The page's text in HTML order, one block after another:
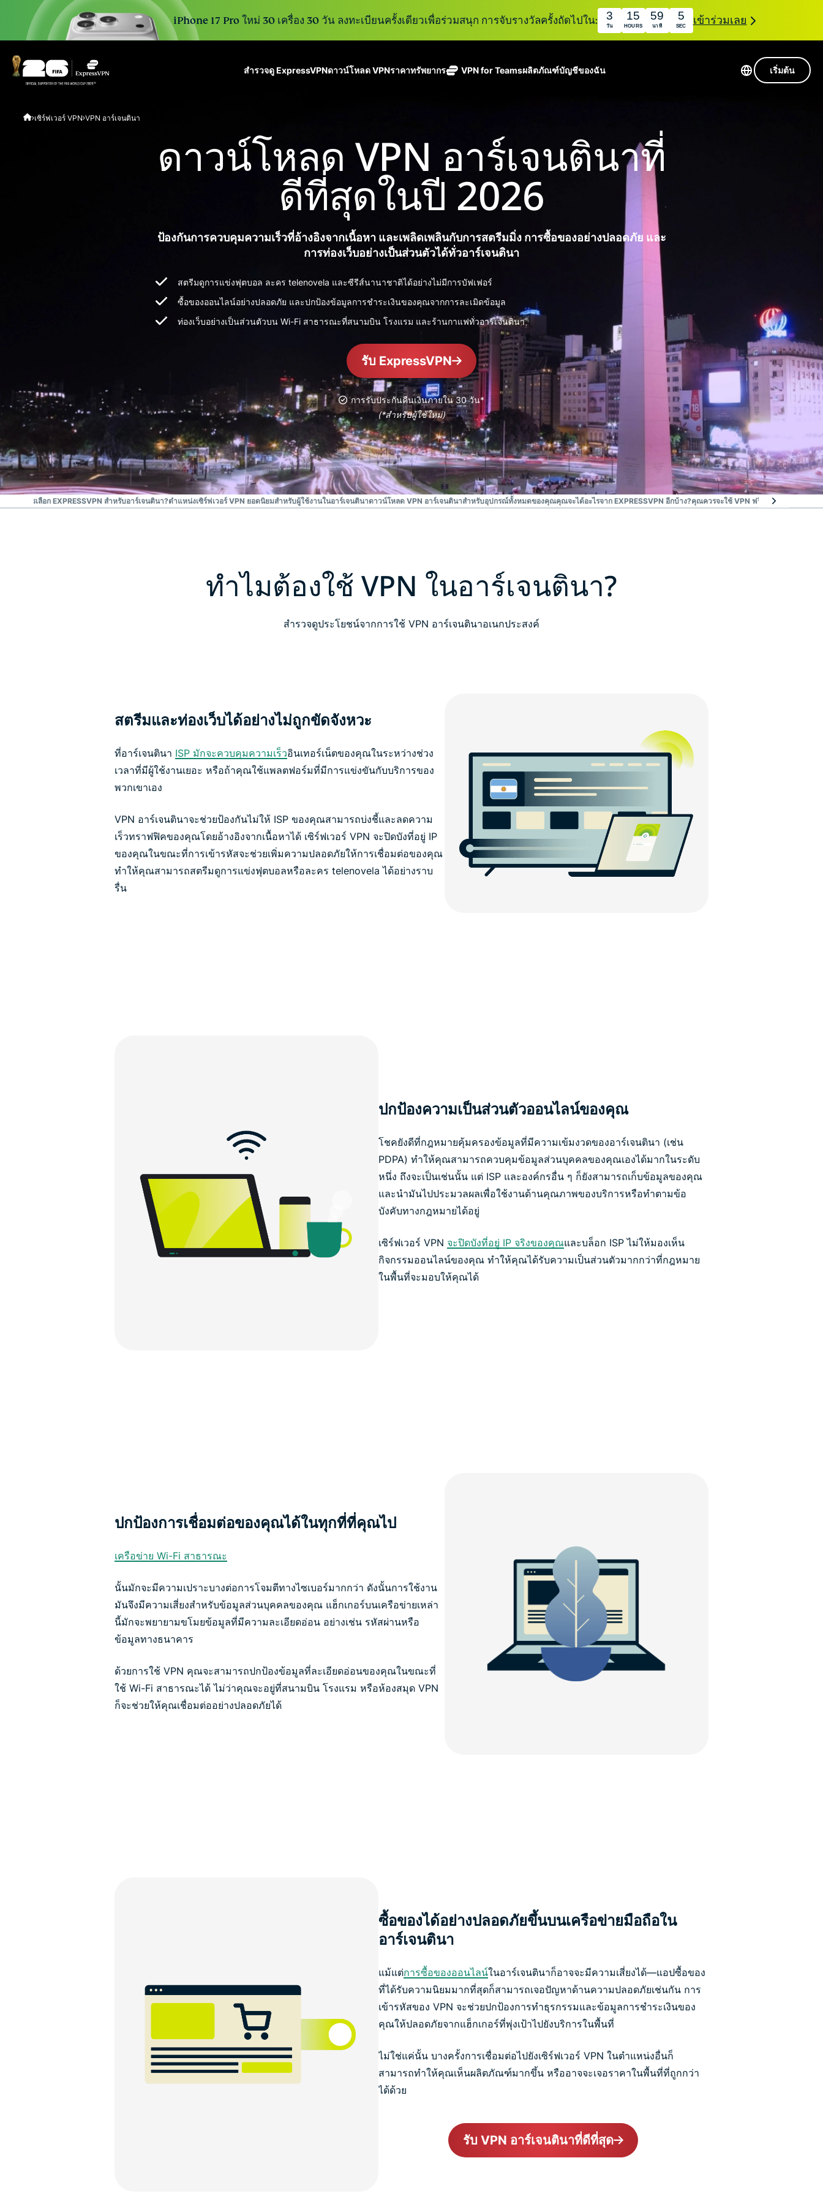
iPhone 17 Pro ใหม่ 30 เครื่อง 30 วัน ลงทะเบียนครั้งเดียวเพื่อร่วมสนุก การจับรางวัลครั้งถัดไปใน: 3
วัน
15
HOURS
59
นาที
4
SEC เข้าร่วมเลย
สำรวจดู ExpressVPN
เข้าถึงบริการออนไลน์อย่างปลอดภัย
VPN สำหรับเล่นเกม
สำรวจดูคุณสมบัติทั้งหมด
เกี่ยวกับ ExpressVPN
การสมัครสมาชิกหนึ่งบัญชีจะมอบการเข้าถึงชุดเครื่องมือความเป็นส่วนตัว
และความปลอดภัยที่มีการเพิ่มขึ้นอย่างต่อเนื่องซึ่งสามารถใช้งานร่วมกันได้
อย่างราบรื่นเพื่อยกระดับชีวิตดิจิทัลของคุณ
ดาวน์โหลด VPN
Linux
ราคาทรัพยากร
วิธีใช้งาน VPN
อธิบายการเข้ารหัสของ VPN
VPN for Teamsผลิตภัณฑ์
to deploy, simple to manage, built to
scale.
พร้อมเซิร์ฟเวอร์
ที่ปลอดภัยใน
ประเทศ 113
ประเทศ
ปกป้องกล่องข้อความ
ขาเข้าและตัวตนของ
คุณ
การจัดการรหัส
ผ่านที่มีความ
ยืนยันตัวตน
อื่น ๆ
ExpressAI
AI สำหรับผู้
แรกที่ขับ
เคลื่อนโดย
computing
อัจฉริยะที่เน้น
ความเป็นส่วน
Identity
Defender
ชุดเครื่องมือ
ป้องกันและเฝ้า
ระวัง ID ที่ทรง
พลัง พร้อม
เครื่องมือลบ
ข้อมูล
holiday.com
eSIM
กว่า 150
ประเทศ
Award-
winning
macOS
บัญชีของฉัน เริ่มต้น
เซิร์ฟเวอร์ VPN VPN อาร์เจนตินา
ดาวน์โหลด VPN อาร์เจนตินาที่
ดีที่สุดในปี 2026
ป้องกันการควบคุมความเร็วที่อ้างอิงจากเนื้อหา และเพลิดเพลินกับการสตรีมมิ่ง การซื้อของอย่างปลอดภัย และ
การท่องเว็บอย่างเป็นส่วนตัวได้ทั่วอาร์เจนตินา
สตรีมดูการแข่งฟุตบอล ละคร telenovela และซีรีส์นานาชาติได้อย่างไม่มีการบัฟเฟอร์
ซื้อของออนไลน์อย่างปลอดภัย และปกป้องข้อมูลการชำระเงินของคุณจากการละเมิดข้อมูล
ท่องเว็บอย่างเป็นส่วนตัวบน Wi-Fi สาธารณะที่สนามบิน โรงแรม และร้านกาแฟทั่วอาร์เจนตินา
รับ ExpressVPN
การรับประกันคืนเงินภายใน 30 วัน*
(*สำหรับผู้ใช้ใหม่)
ไมถึงควรเลือก EXPRESSVPN สำหรับอาร์เจนตินา?ตำแหน่งเซิร์ฟเวอร์ VPN ยอดนิยมสำหรับผู้ใช้งานในอาร์เจนตินาดาวน์โหลด VPN อาร์เจนตินาสำหรับอุปกรณ์ทั้งหมดของคุณคุณจะได้อะไรจาก EXPRESSVPN อีกบ้าง?คุณควรจะใช้ VPN ฟรีในอาร์เจนตินาหรือ
ทำไมต้องใช้ VPN ในอาร์เจนตินา?
สำรวจดูประโยชน์จากการใช้ VPN อาร์เจนตินาอเนกประสงค์
สตรีมและท่องเว็บได้อย่างไม่ถูกขัดจังหวะ
ที่อาร์เจนตินา ISP มักจะควบคุมความเร็วอินเทอร์เน็ตของคุณในระหว่างช่วง
เวลาที่มีผู้ใช้งานเยอะ หรือถ้าคุณใช้แพลตฟอร์มที่มีการแข่งขันกับบริการของ
พวกเขาเอง
VPN อาร์เจนตินาจะช่วยป้องกันไม่ให้ ISP ของคุณสามารถบ่งชี้และลดความ
เร็วทราฟฟิคของคุณโดยอ้างอิงจากเนื้อหาได้ เซิร์ฟเวอร์ VPN จะปิดบังที่อยู่ IP
ของคุณในขณะที่การเข้ารหัสจะช่วยเพิ่มความปลอดภัยให้การเชื่อมต่อของคุณ
ทำให้คุณสามารถสตรีมดูการแข่งฟุตบอลหรือละคร telenovela ได้อย่างราบ
รื่น
ปกป้องความเป็นส่วนตัวออนไลน์ของคุณ
โชคยังดีที่กฎหมายคุ้มครองข้อมูลที่มีความเข้มงวดของอาร์เจนตินา (เช่น
PDPA) ทำให้คุณสามารถควบคุมข้อมูลส่วนบุคคลของคุณเองได้มากในระดับ
หนึ่ง ถึงจะเป็นเช่นนั้น แต่ ISP และองค์กรอื่น ๆ ก็ยังสามารถเก็บข้อมูลของคุณ
และนำมันไปประมวลผลเพื่อใช้งานด้านคุณภาพของบริการหรือทำตามข้อ
บังคับทางกฎหมายได้อยู่
เซิร์ฟเวอร์ VPN จะปิดบังที่อยู่ IP จริงของคุณและบล็อก ISP ไม่ให้มองเห็น
กิจกรรมออนไลน์ของคุณ ทำให้คุณได้รับความเป็นส่วนตัวมากกว่าที่กฎหมาย
ในพื้นที่จะมอบให้คุณได้
ปกป้องการเชื่อมต่อของคุณได้ในทุกที่ที่คุณไป
เครือข่าย Wi-Fi สาธารณะ
นั้นมักจะมีความเปราะบางต่อการโจมตีทางไซเบอร์มากกว่า ดังนั้นการใช้งาน
มันจึงมีความเสี่ยงสำหรับข้อมูลส่วนบุคคลของคุณ แฮ็กเกอร์บนเครือข่ายเหล่า
นี้มักจะพยายามขโมยข้อมูลที่มีความละเอียดอ่อน อย่างเช่น รหัสผ่านหรือ
ข้อมูลทางธนาคาร
ด้วยการใช้ VPN คุณจะสามารถปกป้องข้อมูลที่ละเอียดอ่อนของคุณในขณะที่
ใช้ Wi-Fi สาธารณะได้ ไม่ว่าคุณจะอยู่ที่สนามบิน โรงแรม หรือห้องสมุด VPN
ก็จะช่วยให้คุณเชื่อมต่ออย่างปลอดภัยได้
ซื้อของได้อย่างปลอดภัยขึ้นบนเครือข่ายมือถือใน
อาร์เจนตินา
แม้แต่การซื้อของออนไลน์ในอาร์เจนตินาก็อาจจะมีความเสี่ยงได้—แอปซื้อของ
ที่ได้รับความนิยมมากที่สุดก็สามารถเจอปัญหาด้านความปลอดภัยเช่นกัน การ
เข้ารหัสของ VPN จะช่วยปกป้องการทำธุรกรรมและข้อมูลการชำระเงินของ
คุณให้ปลอดภัยจากแฮ็กเกอร์ที่พุ่งเป้าไปยังบริการในพื้นที่
ไม่ใช่แค่นั้น บางครั้งการเชื่อมต่อไปยังเซิร์ฟเวอร์ VPN ในตำแหน่งอื่นก็
สามารถทำให้คุณเห็นผลิตภัณฑ์มากขึ้น หรืออาจจะเจอราคาในพื้นที่ที่ถูกกว่า
ได้ด้วย
รับ VPN อาร์เจนตินาที่ดีที่สุด